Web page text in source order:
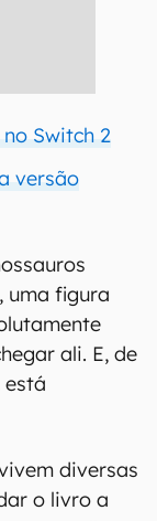
Switch 2
versão
, uma figura
ali. E, de
está
diversas
o livro a